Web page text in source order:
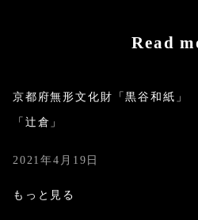
Read
京都府無形文化財「黒谷和紙
「辻倉」
2021年4月19日
もっと見る